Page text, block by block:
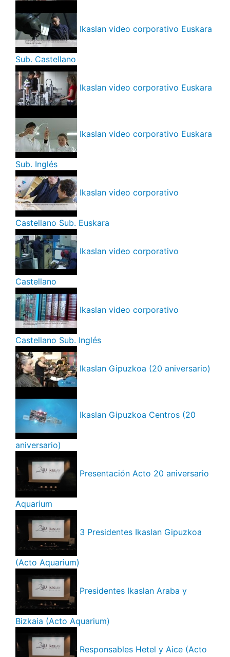
Ikaslan video corporativo Euskara
Sub. Castellano
Ikaslan video corporativo Euskara
Ikaslan video corporativo Euskara
Sub. Inglés
Ikaslan video corporativo
Castellano Sub. Euskara
Ikaslan video corporativo
Castellano
Ikaslan video corporativo
Castellano Sub. Inglés
Ikaslan Gipuzkoa (20 aniversario)
Ikaslan Gipuzkoa Centros (20
aniversario)
Presentación Acto 20 aniversario
Aquarium
3 Presidentes Ikaslan Gipuzkoa
(Acto Aquarium)
Presidentes Ikaslan Araba y
Bizkaia (Acto Aquarium)
Responsables Hetel y Aice (Acto